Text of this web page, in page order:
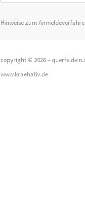
Hinweise zum
copyright © 2026 –
www.kraehativ.de